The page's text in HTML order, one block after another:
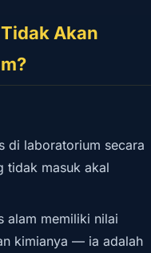
Akan
di laboratorium secara
tidak masuk akal
alam memiliki nilai
kimianya — ia adalah